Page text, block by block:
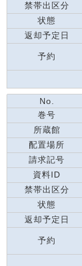
禁帯出区分
状態
返却予定日
予約
No.
巻号
所蔵館
配置場所
請求記号
資料ID
禁帯出区分
状態
返却予定日
予約